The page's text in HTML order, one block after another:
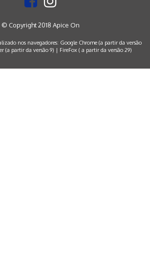
© Copyright 2018 Apice On
nos navegadores: Google Chrome (a partir da versão
(a partir da versão 9) | FireFox ( a partir da versão 29)